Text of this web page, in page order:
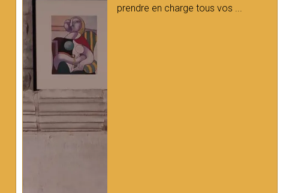
équipements extérieur pour vos